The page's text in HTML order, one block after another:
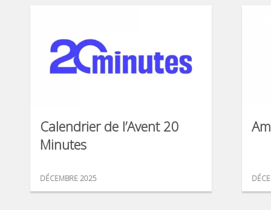
Calendrier de l’Avent 20
Minutes
DÉCEMBRE 2025